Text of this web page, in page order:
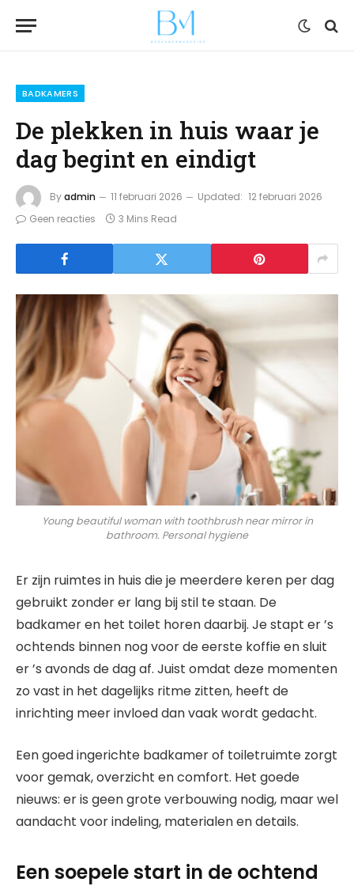
BADKAMERS
De plekken in huis waar je
dag begint en eindigt
Byadmin 11 februari 2026 Updated: 12 februari 2026
Geen reacties
3 Mins Read
Young beautiful woman with toothbrush near mirror in
bathroom. Personal hygiene
Er zijn ruimtes in huis die je meerdere keren per dag
gebruikt zonder er lang bij stil te staan. De
badkamer en het toilet horen daarbij. Je stapt er ’s
ochtends binnen nog voor de eerste koffie en sluit
er ’s avonds de dag af. Juist omdat deze momenten
zo vast in het dagelijks ritme zitten, heeft de
inrichting meer invloed dan vaak wordt gedacht.
Een goed ingerichte badkamer of toiletruimte zorgt
voor gemak, overzicht en comfort. Het goede
nieuws: er is geen grote verbouwing nodig, maar wel
aandacht voor indeling, materialen en details.
Een soepele start in de ochtend